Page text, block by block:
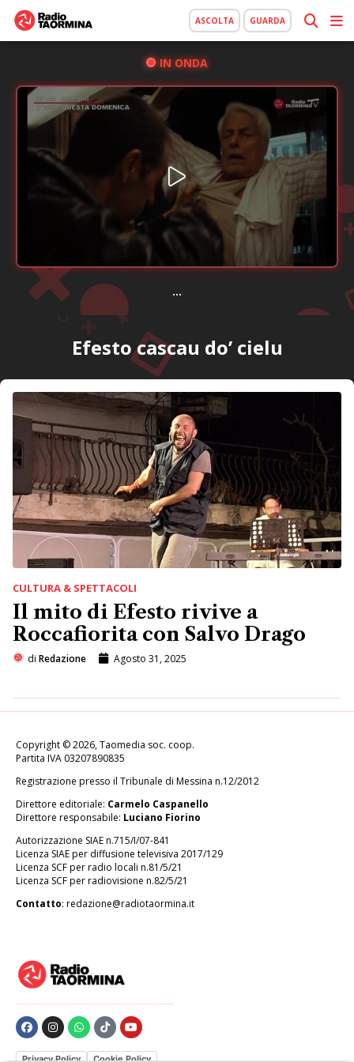
ASCOLTA GUARDA
IN ONDA
...
Efesto cascau do’ cielu
CULTURA & SPETTACOLI
Il mito di Efesto rivive a
Roccafiorita con Salvo Drago
di Redazione Agosto 31, 2025
Privacy Policy Cookie Policy
Copyright © 2026, Taomedia soc. coop.
Partita IVA 03207890835
Registrazione presso il Tribunale di Messina n.12/2012
Direttore editoriale: Carmelo Caspanello
Direttore responsabile: Luciano Fiorino
Autorizzazione SIAE n.715/I/07-841
Licenza SIAE per diffusione televisiva 2017/129
Licenza SCF per radio locali n.81/5/21
Licenza SCF per radiovisione n.82/5/21
Contatto: redazione@radiotaormina.it